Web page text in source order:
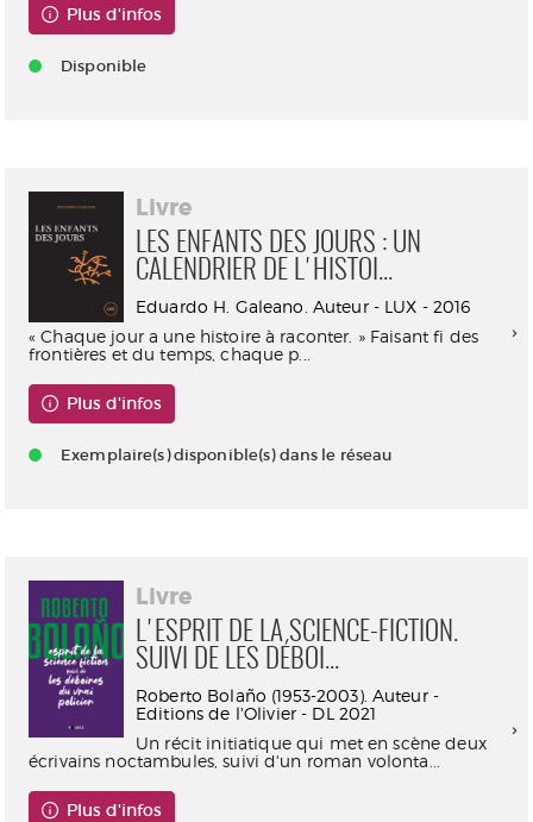
Plus d'infos
Disponible
Livre
LES ENFANTS DES JOURS : UN
CALENDRIER DE L'HISTOI...
Eduardo H. Galeano. Auteur - LUX - 2016
« Chaque jour a une histoire à raconter. » Faisant fi des
frontières et du temps, chaque p...
Plus d'infos
Exemplaire(s) disponible(s) dans le réseau
Livre
L'ESPRIT DE LA SCIENCE-FICTION.
SUIVI DE LES DÉBOI...
Roberto Bolaño (1953-2003). Auteur -
Editions de l'Olivier - DL 2021
Un récit initiatique qui met en scène deux
écrivains noctambules, suivi d'un roman volonta...
Plus d'infos